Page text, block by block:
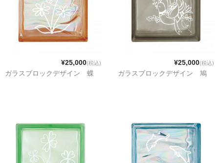
¥25,000(税込)
ガラスブロックデザイン 蝶
¥25,000(税込)
ガラスブロックデザイン 鳩